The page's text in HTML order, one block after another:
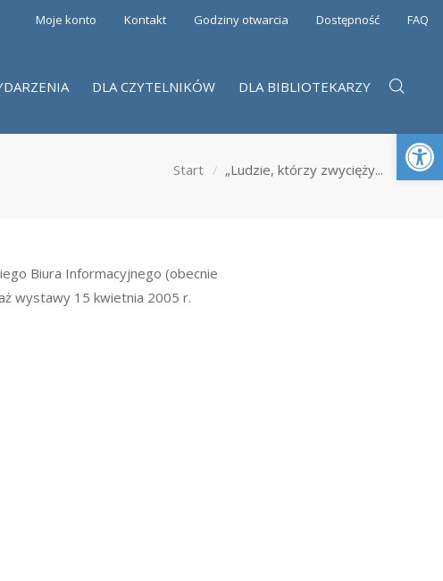
Moje konto Kontakt Godziny otwarcia Dostępność FAQ
DLA CZYTELNIKÓW DLA BIBLIOTEKARZY
Start „Ludzie, którzy zwycięży...
Biura Informacyjnego (obecnie
wystawy 15 kwietnia 2005 r.